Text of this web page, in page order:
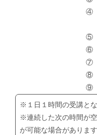
④
⑤
⑥
⑦
⑧
⑨
※１日１時間の受講と
※連続した次の時間が
が可能な場合があります